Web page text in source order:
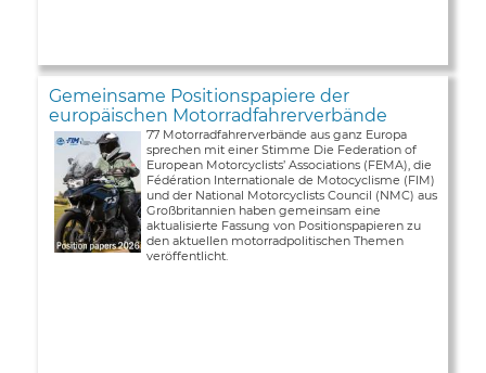
Gemeinsame Positionspapiere der
europäischen Motorradfahrerverbände
77 Motorradfahrerverbände aus ganz Europa
sprechen mit einer Stimme Die Federation of
European Motorcyclists’ Associations (FEMA), die
Fédération Internationale de Motocyclisme (FIM)
und der National Motorcyclists Council (NMC) aus
Großbritannien haben gemeinsam eine
aktualisierte Fassung von Positionspapieren zu
den aktuellen motorradpolitischen Themen
veröffentlicht.